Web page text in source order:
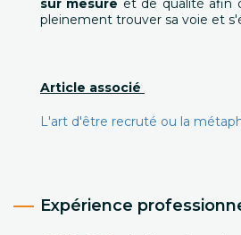
sur mesure et de qualité afin
pleinement trouver sa voie et
Article associé
L'art d'être recruté ou la
Expérience